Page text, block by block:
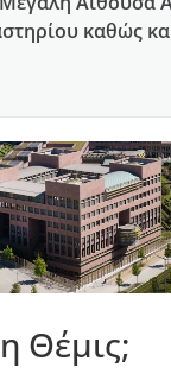
καθώς
Θέμις;